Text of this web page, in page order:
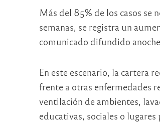
Más del 85% de los casos se
semanas, se registra un
comunicado difundido
En este escenario, la cartera
frente a otras enfermedades
ventilación de ambientes,
educativas, sociales o